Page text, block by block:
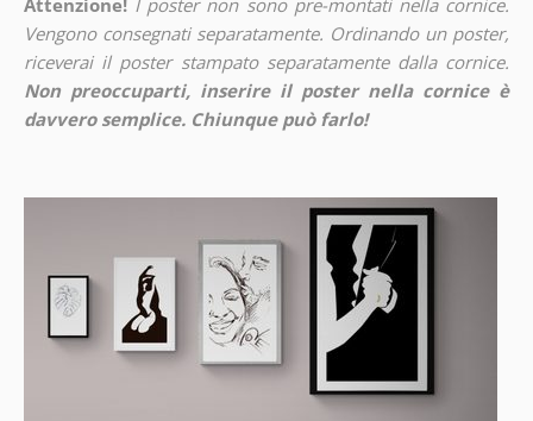
Attenzione! I poster non sono pre-montati nella cornice.
Vengono consegnati separatamente. Ordinando un poster,
riceverai il poster stampato separatamente dalla cornice.
Non preoccuparti, inserire il poster nella cornice è
davvero semplice. Chiunque può farlo!